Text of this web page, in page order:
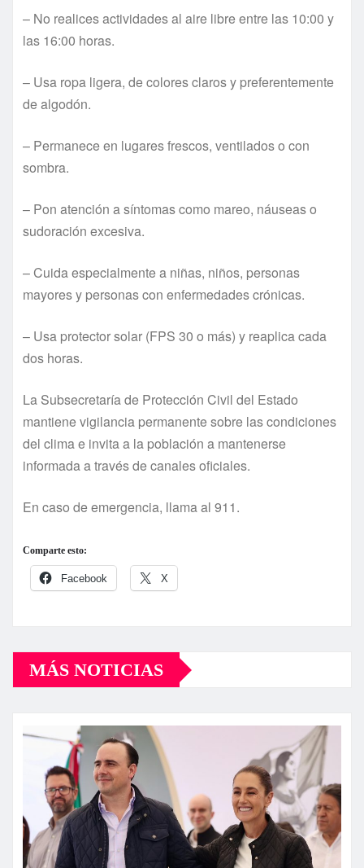
– No realices actividades al aire libre entre las 10:00 y
las 16:00 horas.
– Usa ropa ligera, de colores claros y preferentemente
de algodón.
– Permanece en lugares frescos, ventilados o con
sombra.
– Pon atención a síntomas como mareo, náuseas o
sudoración excesiva.
– Cuida especialmente a niñas, niños, personas
mayores y personas con enfermedades crónicas.
– Usa protector solar (FPS 30 o más) y reaplica cada
dos horas.
La Subsecretaría de Protección Civil del Estado
mantiene vigilancia permanente sobre las condiciones
del clima e invita a la población a mantenerse
informada a través de canales oficiales.
En caso de emergencia, llama al 911.
Comparte esto:
Facebook X
MÁS NOTICIAS